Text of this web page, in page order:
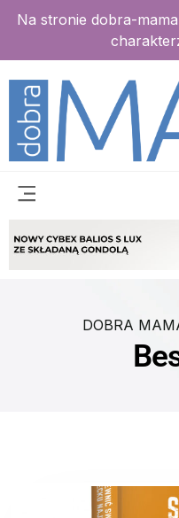
Na stronie dobra-
DOBRA